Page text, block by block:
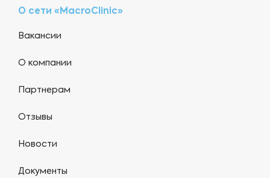
О сети «MacroClinic»
Вакансии
О компании
Партнерам
Отзывы
Новости
Документы